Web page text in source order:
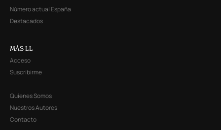
Número actual España
Destacados
MÁS LL
Acceso
Suscribirme
Quienes Somos
Nuestros Autores
Contacto